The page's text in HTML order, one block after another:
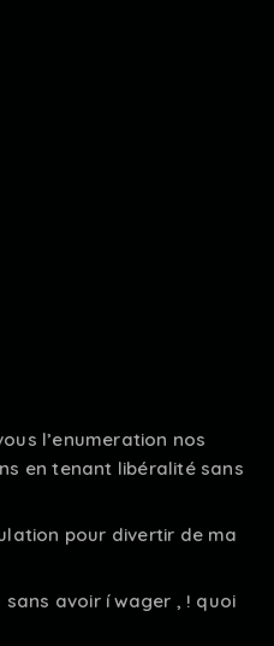
l’enumeration nos
en tenant libéralité sans
pour divertir de ma
sans avoir í wager , ! quoi